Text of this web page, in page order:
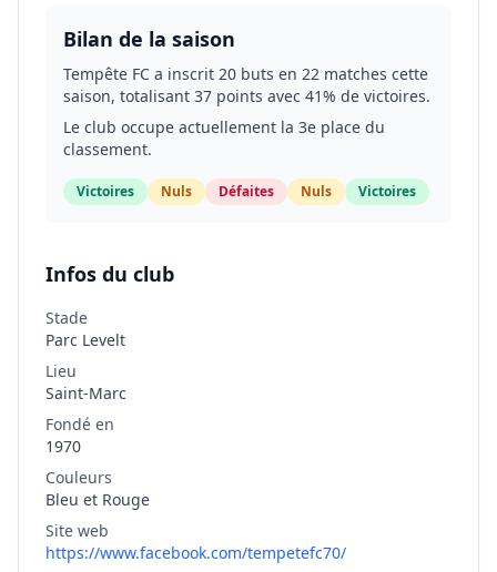
Bilan de la saison
Tempête FC a inscrit 20 buts en 22 matches cette
saison, totalisant 37 points avec 41% de victoires.
Le club occupe actuellement la 3e place du
classement.
Victoires Nuls Défaites Nuls Victoires
Infos du club
Stade
Parc Levelt
Lieu
Saint-Marc
Fondé en
1970
Couleurs
Bleu et Rouge
Site web
https://www.facebook.com/tempetefc70/